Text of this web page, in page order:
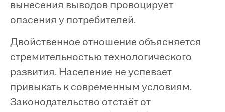
вынесения выводов провоцирует
опасения у потребителей.
Двойственное отношение объясняется
стремительностью технологического
развития. Население не успевает
привыкать к современным условиям.
Законодательство отстаёт от